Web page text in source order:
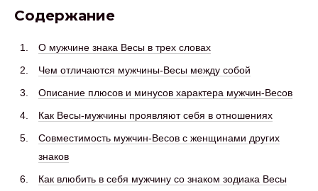
Содержание
О мужчине знака Весы в трех словах
Чем отличаются мужчины-Весы между собой
Описание плюсов и минусов характера мужчин-Весов
Как Весы-мужчины проявляют себя в отношениях
Совместимость мужчин-Весов с женщинами других
знаков
Как влюбить в себя мужчину со знаком зодиака Весы